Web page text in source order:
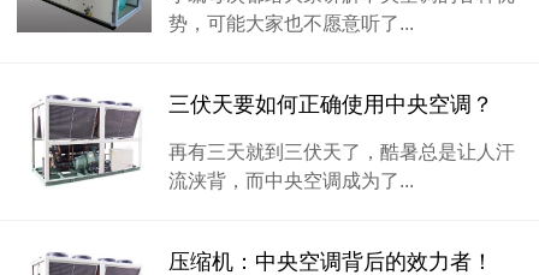
势，可能大家也不愿意听了...
三伏天要如何正确使用中央空调？
再有三天就到三伏天了，酷暑总是让人汗
流浃背，而中央空调成为了...
压缩机：中央空调背后的效力者！